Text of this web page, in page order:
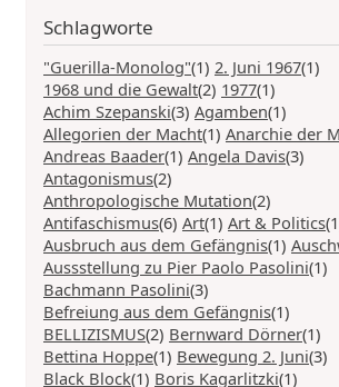
Schlagworte
"Guerilla-Monolog"(1) 2. Juni 1967(1)
1968 und die Gewalt(2) 1977(1)
Achim Szepanski(3) Agamben(1)
Allegorien der Macht(1) Anarchie der
Andreas Baader(1) Angela Davis(3)
Antagonismus(2)
Anthropologische Mutation(2)
Antifaschismus(6) Art(1) Art & Politics
Ausbruch aus dem Gefängnis(1)
Aussstellung zu Pier Paolo Pasolini(1)
Bachmann Pasolini(3)
Befreiung aus dem Gefängnis(1)
BELLIZISMUS(2) Bernward Dörner(1)
Bettina Hoppe(1) Bewegung 2. Juni(3)
Black Block(1) Boris Kagarlitzki(1)